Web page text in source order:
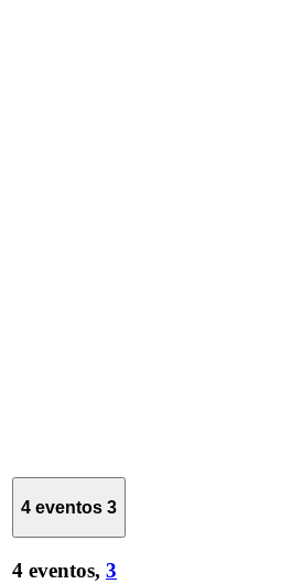
4 eventos 3
4 eventos, 3